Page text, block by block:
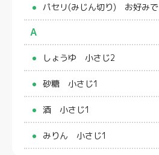
パセリ(みじん切り) お好みで
A
しょうゆ 小さじ2
砂糖 小さじ1
酒 小さじ1
みりん 小さじ1